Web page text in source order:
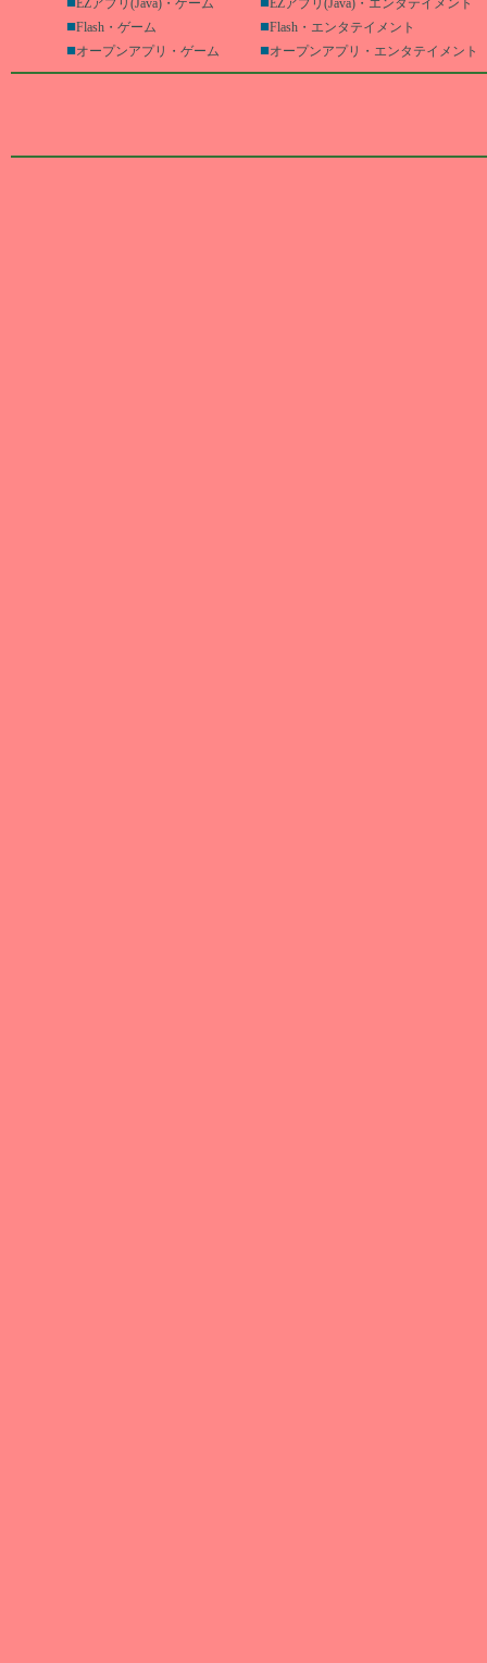
EZアプリ(Java)・ゲーム EZアプリ(Java)・エンタテイメント
■Flash・ゲーム ■Flash・エンタテイメント
■オープンアプリ・ゲーム ■オープンアプリ・エンタテイメント